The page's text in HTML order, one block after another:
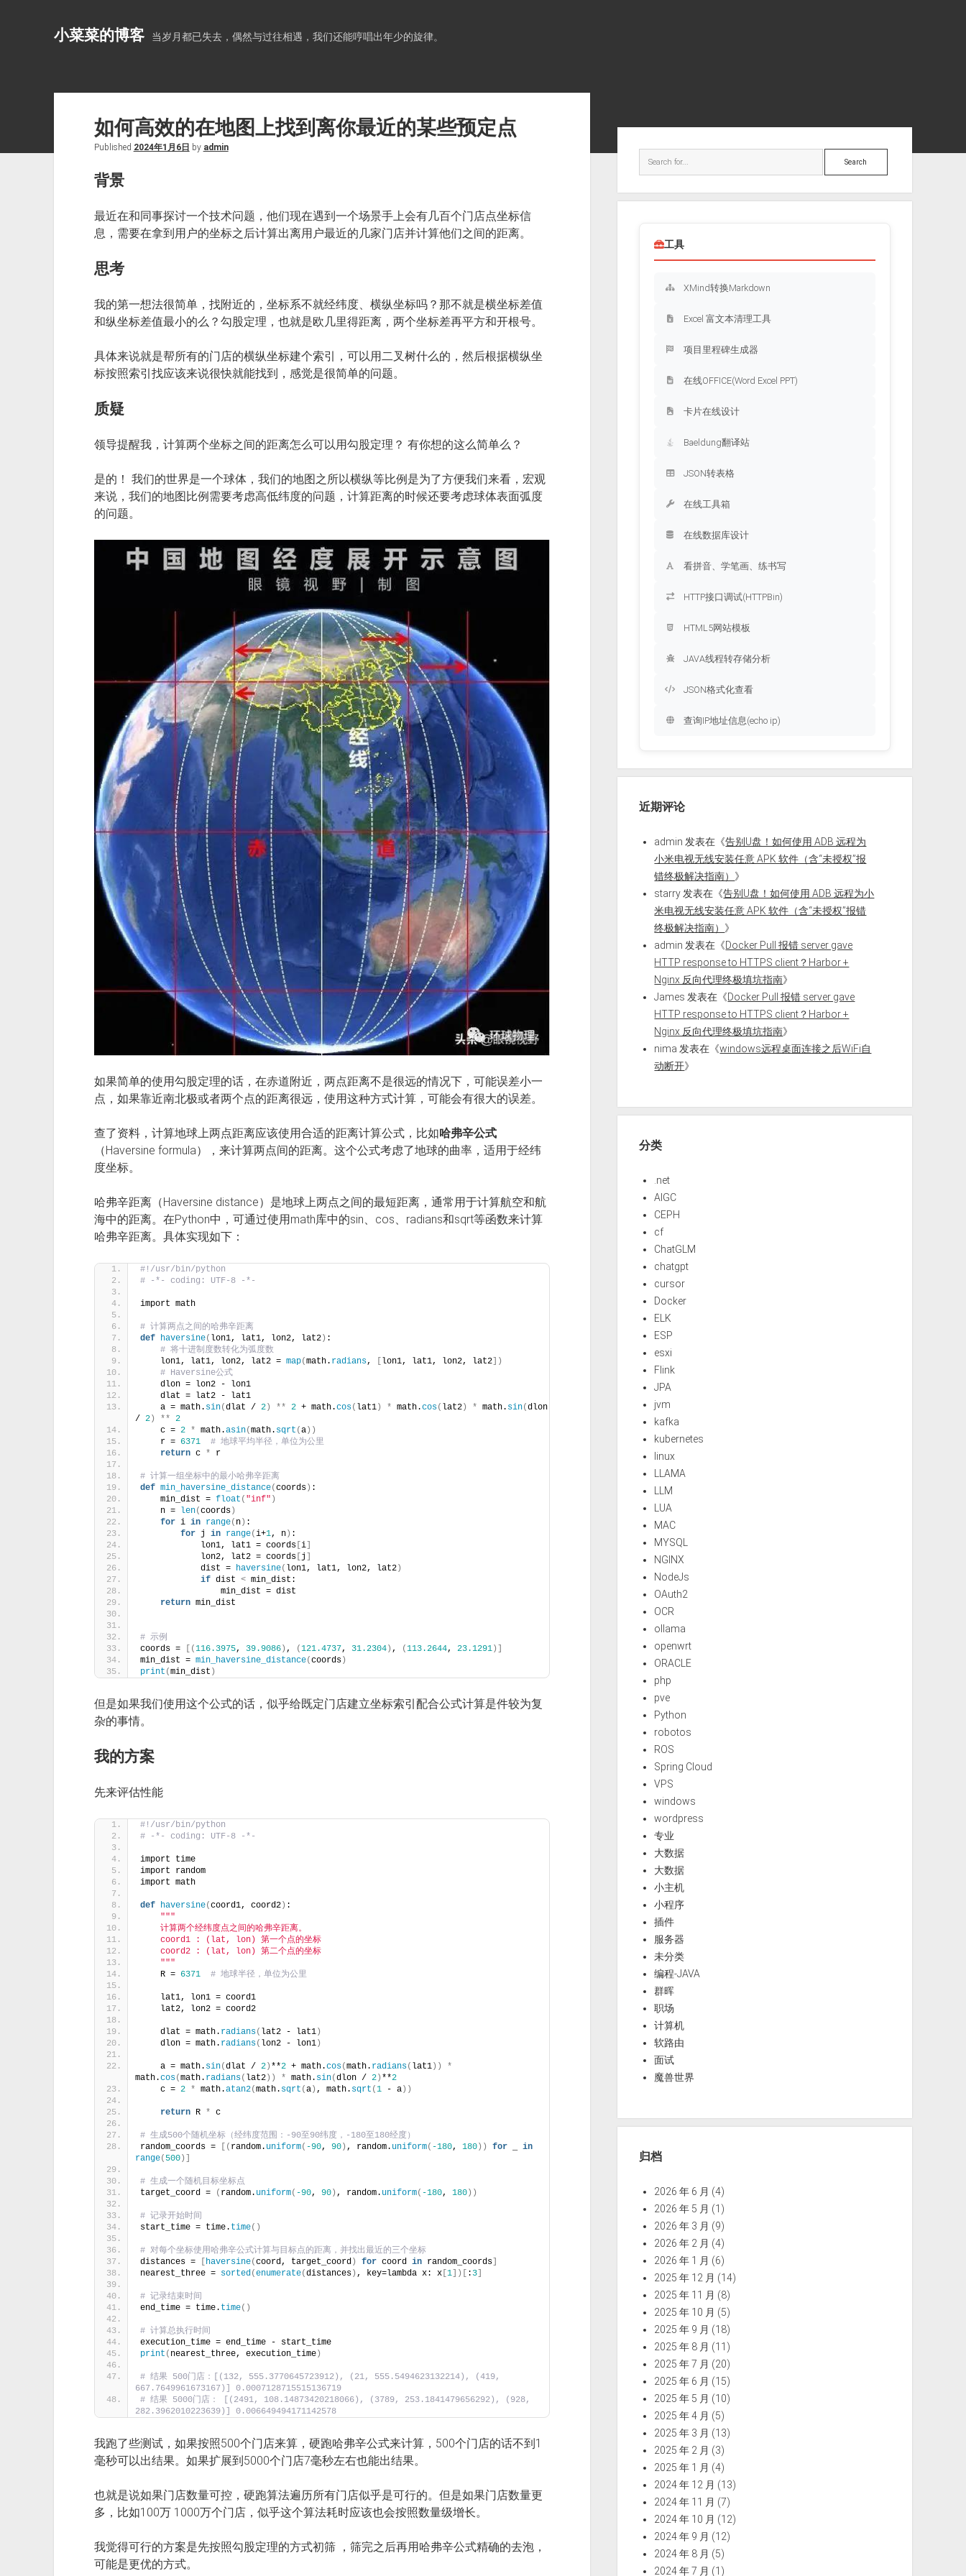
小菜菜的博客 当岁月都已失去，偶然与过往相遇，我们还能哼唱出年少的旋律。
如何高效的在地图上找到离你最近的某些预定点
Published 2024年1月6日 by admin
背景
最近在和同事探讨一个技术问题，他们现在遇到一个场景手上会有几百个门店点坐标信
息，需要在拿到用户的坐标之后计算出离用户最近的几家门店并计算他们之间的距离。
思考
我的第一想法很简单，找附近的，坐标系不就经纬度、横纵坐标吗？那不就是横坐标差值
和纵坐标差值最小的么？勾股定理，也就是欧几里得距离，两个坐标差再平方和开根号。
具体来说就是帮所有的门店的横纵坐标建个索引，可以用二叉树什么的，然后根据横纵坐
标按照索引找应该来说很快就能找到，感觉是很简单的问题。
质疑
领导提醒我，计算两个坐标之间的距离怎么可以用勾股定理？ 有你想的这么简单么？
是的！ 我们的世界是一个球体，我们的地图之所以横纵等比例是为了方便我们来看，宏观
来说，我们的地图比例需要考虑高低纬度的问题，计算距离的时候还要考虑球体表面弧度
的问题。
如果简单的使用勾股定理的话，在赤道附近，两点距离不是很远的情况下，可能误差小一
点，如果靠近南北极或者两个点的距离很远，使用这种方式计算，可能会有很大的误差。
查了资料，计算地球上两点距离应该使用合适的距离计算公式，比如哈弗辛公式
（Haversine formula），来计算两点间的距离。这个公式考虑了地球的曲率，适用于经纬
度坐标。
哈弗辛距离（Haversine distance）是地球上两点之间的最短距离，通常用于计算航空和航
海中的距离。在Python中，可通过使用math库中的sin、cos、radians和sqrt等函数来计算
哈弗辛距离。具体实现如下：
#!/usr/bin/python
# -*- coding: UTF-8 -*-
import math
# 计算两点之间的哈弗辛距离
def haversine( lon1, lat1, lon2, lat2) :
# 将十进制度数转化为弧度数
    lon1, lat1, lon2, lat2 =
map(math. radians, lon1, lat1, lon2, lat2])
# Haversine公式
    dlon = lon2 - lon1
    dlat = lat2 - lat1
    a = math.
sin(dlat / 2) ** 2 + math.cos( lat1) * math.cos( lat2) * math. sin(dlon
/ 2) ** 2
    c =
2 * math.asin(math. sqrt (a))
    r =
6371
# 地球平均半径，单位为公里
return c * r
# 计算一组坐标中的最小哈弗辛距离
def min_haversine_distance(coords) :
    min_dist =
float ( "inf" )
    n =
len(coords)
for i in range( n) :
for j in range(i+1, n) :
            lon1, lat1 = coords
[ i]
            lon2, lat2 = coords
[ j
            dist =
haversine( lon1, lat1, lon2, lat2)
if dist < min_dist:
                min_dist = dist
return min_dist
# 示例
coords =
[(116.3975, 39.9086) , (121.4737, 31.2304) , (113.2644, 23.1291)]
min_dist = min_haversine_distance(coords)
print (min_dist )
但是如果我们使用这个公式的话，似乎给既定门店建立坐标索引配合公式计算是件较为复
杂的事情。
我的方案
先来评估性能
#!/usr/bin/python
# -*- coding: UTF-8 -*-
import time
import random
import math
def haversine(coord1, coord2) :
"""
    计算两个经纬度点之间的哈弗辛距离。
    coord1 : (lat, lon) 第一个点的坐标
    coord2 : (lat, lon) 第二个点的坐标
    "
""
    R =
6371 # 地球半径，单位为公里
    lat1, lon1 = coord1
    lat2, lon2 = coord2
    dlat = math.
radians( lat2 - lat1)
    dlon = math.
radians( lon2 - lon1)
    a = math.
sin(dlat / 2) **2 + math.cos(math. radians( lat1))
*
math.cos(math. radians( lat2)) * math. sin(dlon / 2) **2
    c =
2 * math.atan2(math. sqrt (a) , math. sqrt (1 - a))
return R * c
# 生成500个随机坐标（经纬度范围：-90至90纬度，-180至180经度）
random_coords =
[( random. uniform( -90, 90) , random. uniform( -180, 180)) for _ in
range( 500)]
# 生成一个随机目标坐标点
target_coord =
( random. uniform( -90, 90) , random. uniform( -180, 180))
# 记录开始时间
start_time = time. time()
# 对每个坐标使用哈弗辛公式计算与目标点的距离，并找出最近的三个坐标
distances =
haversine(coord, target_coord) for coord in random_coords]
nearest_three = sorted(enumerate(distances) , key=lambda x: x[ 1])[ : 3]
# 记录结束时间
end_time = time. time()
# 计算总执行时间
execution_time = end_time - start_time
print ( nearest_three, execution_time)
# 结果 500门店：[(132, 555.3770645723912), (21, 555.5494623132214), (419,
667.7649961673167)] 0.0007128715515136719
# 结果 5000门店： [(2491, 108.14873420218066), (3789, 253.1841479656292), (928,
282.3962010223639)] 0.006649494171142578
我跑了些测试，如果按照500个门店来算，硬跑哈弗辛公式来计算，500个门店的话不到1
毫秒可以出结果。如果扩展到5000个门店7毫秒左右也能出结果。
也就是说如果门店数量可控，硬跑算法遍历所有门店似乎是可行的。但是如果门店数量更
多，比如100万 1000万个门店，似乎这个算法耗时应该也会按照数量级增长。
我觉得可行的方案是先按照勾股定理的方式初筛 ，筛完之后再用哈弗辛公式精确的去泡，
可能是更优的方式。
Search
工具
XMind转换Markdown
Excel 富文本清理工具
项目里程碑生成器
在线OFFICE(Word Excel PPT)
卡片在线设计
Baeldung翻译站
JSON转表格
在线工具箱
在线数据库设计
看拼音、学笔画、练书写
HTTP接口调试(HTTPBin)
HTML5网站模板
JAVA线程转存储分析
JSON格式化查看
查询IP地址信息(echo ip)
近期评论
admin 发表在《告别U盘！如何使用 ADB 远程为
小米电视无线安装任意 APK 软件（含“未授权”报
错终极解决指南） 》
starry 发表在《告别U盘！如何使用 ADB 远程为小
米电视无线安装任意 APK 软件（含“未授权”报错
终极解决指南） 》
admin 发表在《Docker Pull 报错 server gave
HTTP response to HTTPS client？Harbor +
Nginx 反向代理终极填坑指南》
James 发表在《Docker Pull 报错 server gave
HTTP response to HTTPS client？Harbor +
Nginx 反向代理终极填坑指南》
nima 发表在《windows远程桌面连接之后WiFi自
动断开》
分类
.net
AIGC
CEPH
cf
ChatGLM
chatgpt
cursor
Docker
ELK
ESP
esxi
Flink
JPA
jvm
kafka
kubernetes
linux
LLAMA
LLM
LUA
MAC
MYSQL
NGINX
NodeJs
OAuth2
OCR
ollama
openwrt
ORACLE
php
pve
Python
robotos
ROS
Spring Cloud
VPS
windows
wordpress
专业
大数据
大数据
小主机
小程序
插件
服务器
未分类
编程-JAVA
群晖
职场
计算机
软路由
面试
魔兽世界
归档
2026 年 6 月 (4)
2026 年 5 月 (1)
2026 年 3 月 (9)
2026 年 2 月 (4)
2026 年 1 月 (6)
2025 年 12 月 (14)
2025 年 11 月 (8)
2025 年 10 月 (5)
2025 年 9 月 (18)
2025 年 8 月 (11)
2025 年 7 月 (20)
2025 年 6 月 (15)
2025 年 5 月 (10)
2025 年 4 月 (5)
2025 年 3 月 (13)
2025 年 2 月 (3)
2025 年 1 月 (4)
2024 年 12 月 (13)
2024 年 11 月 (7)
2024 年 10 月 (12)
2024 年 9 月 (12)
2024 年 8 月 (5)
2024 年 7 月 (1)